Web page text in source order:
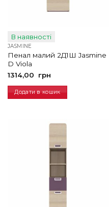
В наявності
JASMINE
Пенал малий 2Д1Ш Jasmine
D Viola
1314,00
грн
Додати в кошик